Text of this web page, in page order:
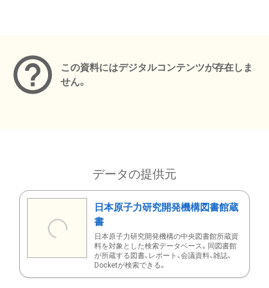
この資料にはデジタルコンテンツが存在しま
せん。
データの提供元
日本原子力研究開発機構図書館蔵
書
日本原子力研究開発機構の中央図書館所蔵資
料を対象とした検索データベース。同図書館
が所蔵する図書、レポート、会議資料、雑誌、
Docketが検索できる。